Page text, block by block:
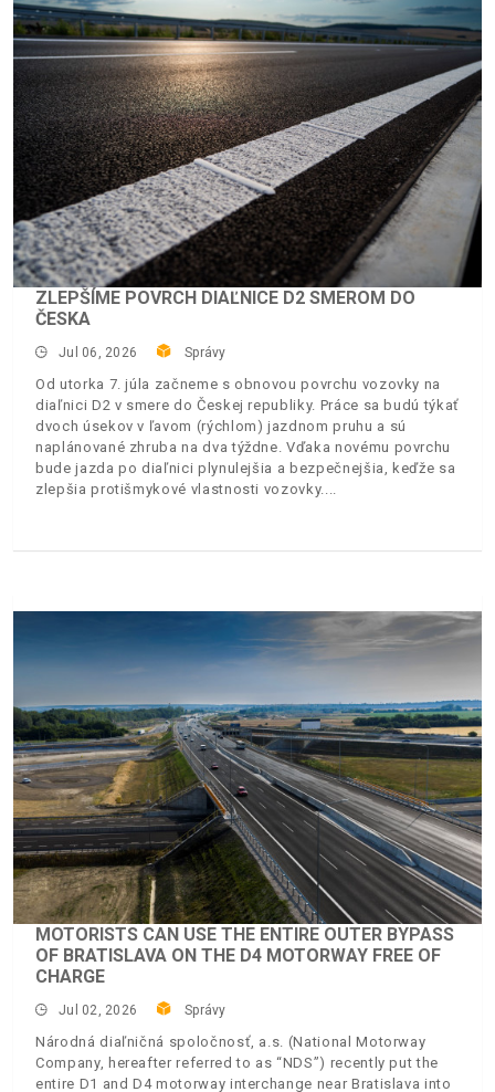
ZLEPŠÍME POVRCH DIAĽNICE D2 SMEROM DO
ČESKA
Jul 06, 2026 Správy
Od utorka 7. júla začneme s obnovou povrchu vozovky na
diaľnici D2 v smere do Českej republiky. Práce sa budú týkať
dvoch úsekov v ľavom (rýchlom) jazdnom pruhu a sú
naplánované zhruba na dva týždne. Vďaka novému povrchu
bude jazda po diaľnici plynulejšia a bezpečnejšia, keďže sa
zlepšia protišmykové vlastnosti vozovky.
MOTORISTS CAN USE THE ENTIRE OUTER BYPASS
OF BRATISLAVA ON THE D4 MOTORWAY FREE OF
CHARGE
Jul 02, 2026 Správy
Národná diaľničná spoločnosť, a.s. (National Motorway
Company, hereafter referred to as “NDS”) recently put the
entire D1 and D4 motorway interchange near Bratislava into